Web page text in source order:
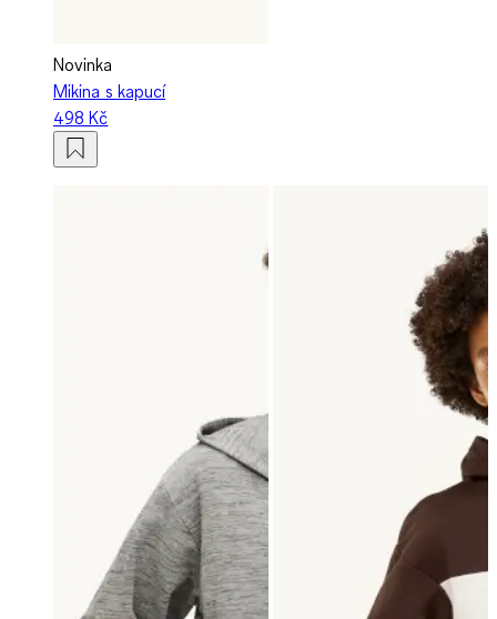
Novinka
Mikina s kapucí
498 Kč